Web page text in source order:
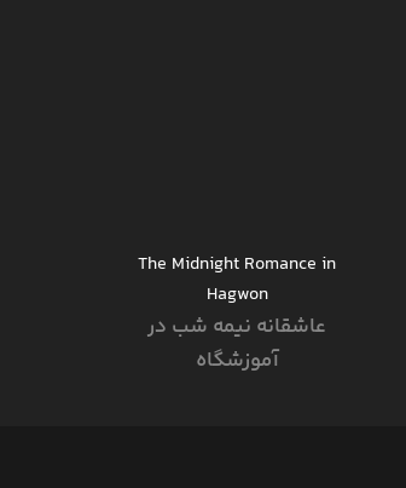
The Midnight Romance in
Hagwon
عاشقانه نیمه شب در
آموزشگاه